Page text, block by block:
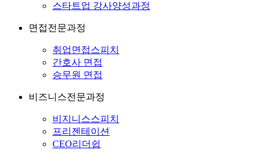
스타트업 강사양성과정
면접전문과정
취업면접스피치
간호사 면접
승무원 면접
비즈니스전문과정
비지니스스피치
프리젠테이션
CEO리더쉽